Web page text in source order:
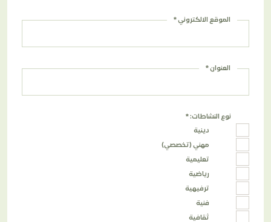
الموقع الالكتروني *
العنوان *
نوع النشاطات: *
دينية
مهني (تخصصي)
تعليمية
رياضية
ترفيهية
فنية
ثقافية